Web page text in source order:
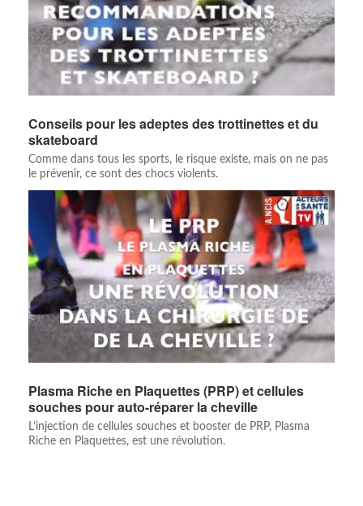
Conseils pour les adeptes des trottinettes et du
skateboard
Comme dans tous les sports, le risque existe, mais on ne pas
le prévenir, ce sont des chocs violents.
Plasma Riche en Plaquettes (PRP) et cellules
souches pour auto-réparer la cheville
L’injection de cellules souches et booster de PRP, Plasma
Riche en Plaquettes, est une révolution.